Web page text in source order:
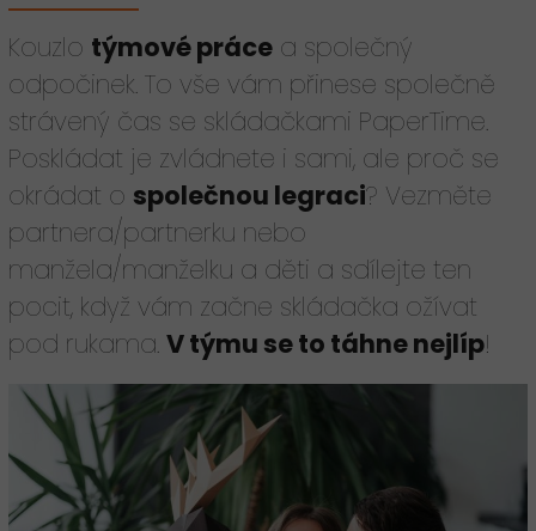
Kouzlo týmové práce a společný
odpočinek. To vše vám přinese společně
strávený čas se skládačkami PaperTime.
Poskládat je zvládnete i sami, ale proč se
okrádat o společnou legraci? Vezměte
partnera/partnerku nebo
manžela/manželku a děti a sdílejte ten
pocit, když vám začne skládačka ožívat
pod rukama. V týmu se to táhne nejlíp!